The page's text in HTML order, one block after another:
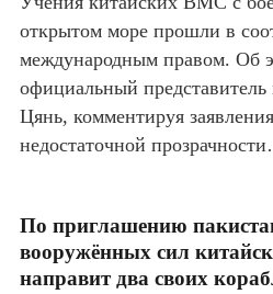
открытом море прошли в
международным правом. Об
официальный
Цянь, комментируя
недостаточной
По приглашению
вооружённых сил
направит два своих